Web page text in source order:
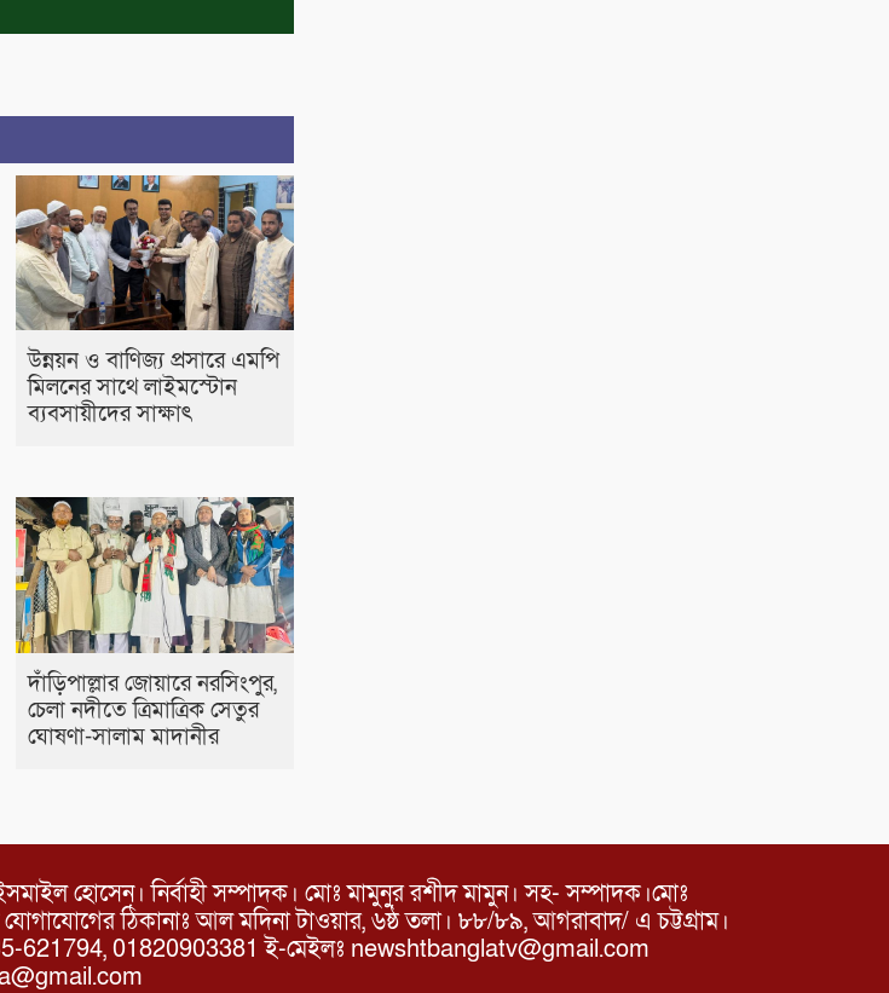
উন্নয়ন ও বাণিজ্য প্রসারে এমপি
মিলনের সাথে লাইমস্টোন
ব্যবসায়ীদের সাক্ষাৎ
দাঁড়িপাল্লার জোয়ারে নরসিংপুর,
চেলা নদীতে ত্রিমাত্রিক সেতুর
ঘোষণা-সালাম মাদানীর
হোসেন। নির্বাহী সম্পাদক। মোঃ মামুনুর রশীদ মামুন। সহ- সম্পাদক।মোঃ
ঠিকানাঃ আল মদিনা টাওয়ার, ৬ষ্ঠ তলা। ৮৮/৮৯, আগরাবাদ/ এ চট্টগ্রাম।
621794, 01820903381 ই-মেইলঃ newshtbanglatv@gmail.com